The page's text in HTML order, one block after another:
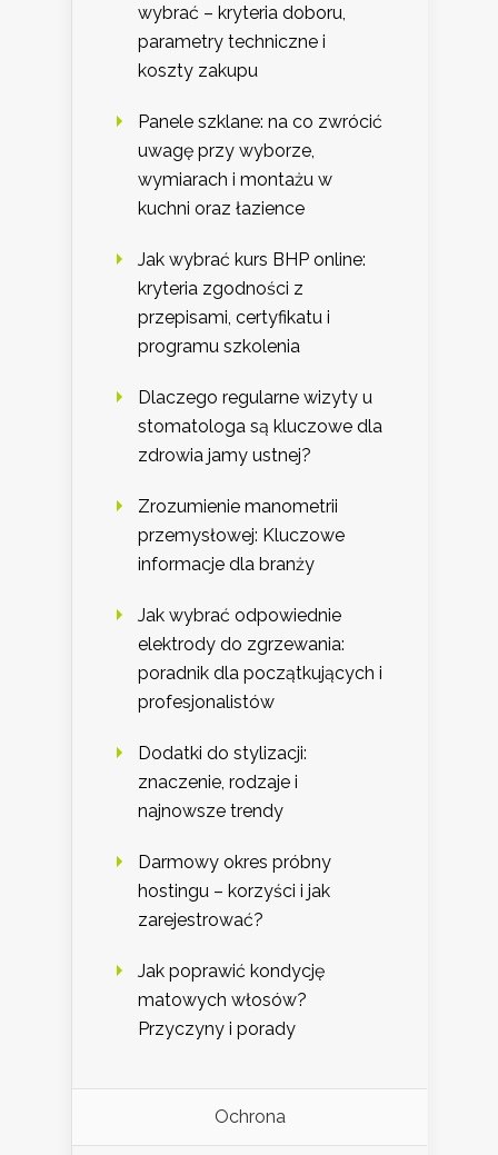
wybrać – kryteria doboru,
parametry techniczne i
koszty zakupu
Panele szklane: na co zwrócić
uwagę przy wyborze,
wymiarach i montażu w
kuchni oraz łazience
Jak wybrać kurs BHP online:
kryteria zgodności z
przepisami, certyfikatu i
programu szkolenia
Dlaczego regularne wizyty u
stomatologa są kluczowe dla
zdrowia jamy ustnej?
Zrozumienie manometrii
przemysłowej: Kluczowe
informacje dla branży
Jak wybrać odpowiednie
elektrody do zgrzewania:
poradnik dla początkujących i
profesjonalistów
Dodatki do stylizacji:
znaczenie, rodzaje i
najnowsze trendy
Darmowy okres próbny
hostingu – korzyści i jak
zarejestrować?
Jak poprawić kondycję
matowych włosów?
Przyczyny i porady
Ochrona